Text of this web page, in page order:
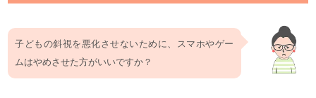
子どもの斜視を悪化させないために、スマホやゲー
ムはやめさせた方がいいですか？